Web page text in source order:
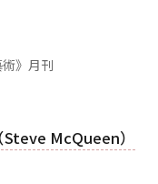
》月刊
McQueen）